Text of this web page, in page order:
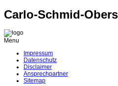
Carlo-Schmid-
Menu
Impressum
Datenschutz
Disclaimer
Ansprechpartner
Sitemap